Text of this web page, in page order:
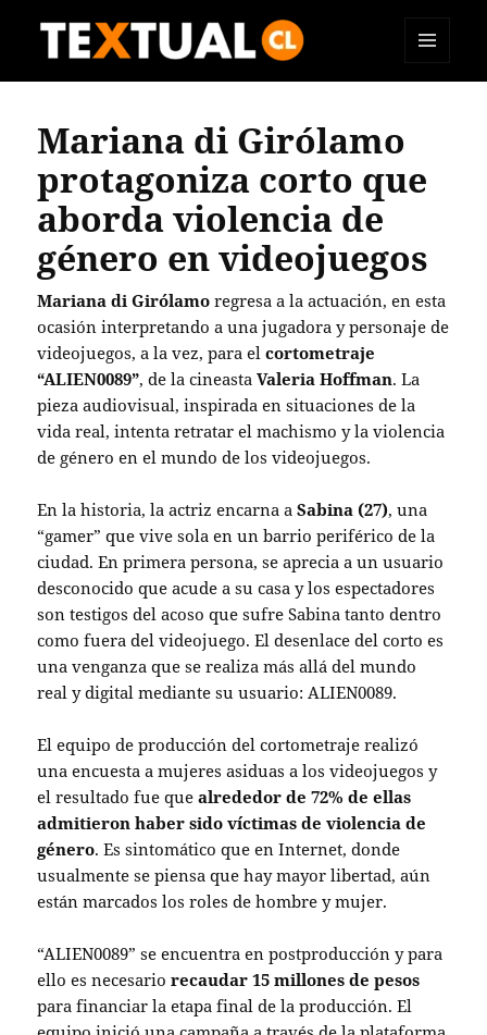
Mariana di Girólamo
protagoniza corto que
aborda violencia de
género en videojuegos
Mariana di Girólamo regresa a la actuación, en esta
ocasión interpretando a una jugadora y personaje de
videojuegos, a la vez, para elcortometraje
“ALIEN0089”, de la cineastaValeria Hoffman. La
pieza audiovisual, inspirada en situaciones de la
vida real, intenta retratar el machismo y la violencia
de género en el mundo de los videojuegos.
En la historia, la actriz encarna aSabina (27), una
“gamer” que vive sola en un barrio periférico de la
ciudad. En primera persona, se aprecia a un usuario
desconocido que acude a su casa y los espectadores
son testigos del acoso que sufre Sabina tanto dentro
como fuera del videojuego. El desenlace del corto es
una venganza que se realiza más allá del mundo
real y digital mediante su usuario: ALIEN0089.
El equipo de producción del cortometraje realizó
una encuesta a mujeres asiduas a los videojuegos y
el resultado fue quealrededor de 72% de ellas
admitieron haber sido víctimas de violencia de
género. Es sintomático que en Internet, donde
usualmente se piensa que hay mayor libertad, aún
están marcados los roles de hombre y mujer.
“ALIEN0089” se encuentra en postproducción y para
ello es necesariorecaudar 15 millones de pesos
para financiar la etapa final de la producción. El